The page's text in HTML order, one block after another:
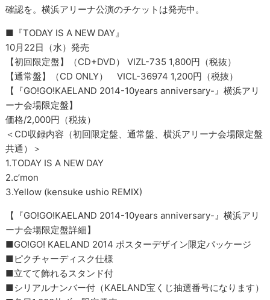
確認を。横浜アリーナ公演のチケットは発売中。
■『TODAY IS A NEW DAY』
10月22日（水）発売
【初回限定盤】（CD+DVD） VIZL-735 1,800円（税抜）
【通常盤】（CD ONLY） VICL-36974 1,200円（税抜）
【『GO!GO!KAELAND 2014-10years anniversary-』横浜アリ
ーナ会場限定盤】
価格/2,000円（税抜）
＜CD収録内容（初回限定盤、通常盤、横浜アリーナ会場限定盤
共通）＞
1.TODAY IS A NEW DAY
2.c’mon
3.Yellow (kensuke ushio REMIX)
【『GO!GO!KAELAND 2014-10years anniversary-』横浜アリ
ーナ会場限定盤詳細】
■GO!GO! KAELAND 2014 ポスターデザイン限定パッケージ
■ピクチャーディスク仕様
■立てて飾れるスタンド付
■シリアルナンバー付（KAELAND宝くじ抽選番号になります）